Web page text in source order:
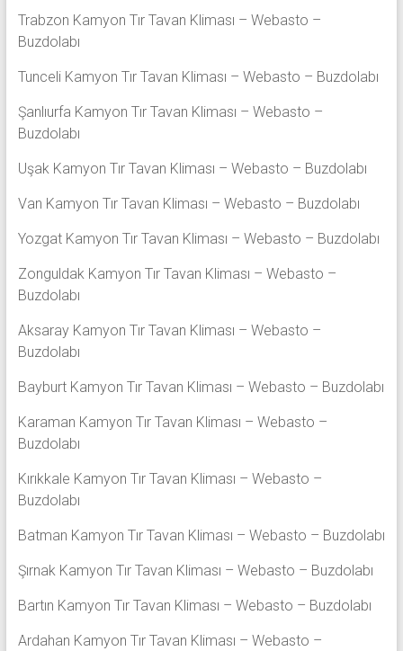
Trabzon Kamyon Tır Tavan Kliması – Webasto –
Buzdolabı
Tunceli Kamyon Tır Tavan Kliması – Webasto – Buzdolabı
Şanlıurfa Kamyon Tır Tavan Kliması – Webasto –
Buzdolabı
Uşak Kamyon Tır Tavan Kliması – Webasto – Buzdolabı
Van Kamyon Tır Tavan Kliması – Webasto – Buzdolabı
Yozgat Kamyon Tır Tavan Kliması – Webasto – Buzdolabı
Zonguldak Kamyon Tır Tavan Kliması – Webasto –
Buzdolabı
Aksaray Kamyon Tır Tavan Kliması – Webasto –
Buzdolabı
Bayburt Kamyon Tır Tavan Kliması – Webasto – Buzdolabı
Karaman Kamyon Tır Tavan Kliması – Webasto –
Buzdolabı
Kırıkkale Kamyon Tır Tavan Kliması – Webasto –
Buzdolabı
Batman Kamyon Tır Tavan Kliması – Webasto – Buzdolabı
Şırnak Kamyon Tır Tavan Kliması – Webasto – Buzdolabı
Bartın Kamyon Tır Tavan Kliması – Webasto – Buzdolabı
Ardahan Kamyon Tır Tavan Kliması – Webasto –